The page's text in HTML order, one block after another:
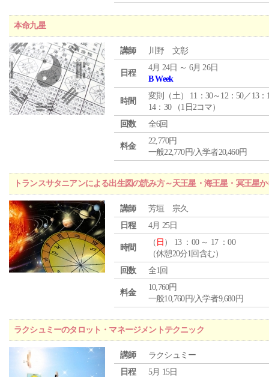
本命九星
講師 川野 文彰
日程
4月 24日 ～ 6月 26日
B Week
時間
変則（土） 11：30～12：50／13：
14：30 （1日2コマ）
回数
全6回
料金
22,770円
一般22,770円/入学者20,460円
トランスサタニアンによる出生図の読み方～天王星・海王星・冥王星
講師
芳垣 宗久
日程
4月 25日
時間
（ 日 ） 13 ：00 ～ 17 ：00
（休憩20分1回含む）
回数
全1回
料金
10,760円
一般10,760円/入学者9,680円
ラクシュミーのタロット・マネージメントテクニック
講師
ラクシュミー
日程
5月 15日